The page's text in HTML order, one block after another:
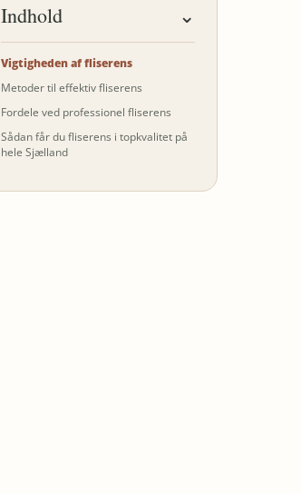
Indhold ⌄
Vigtigheden af fliserens
Metoder til effektiv fliserens
Fordele ved professionel fliserens
Sådan får du fliserens i topkvalitet på
hele Sjælland